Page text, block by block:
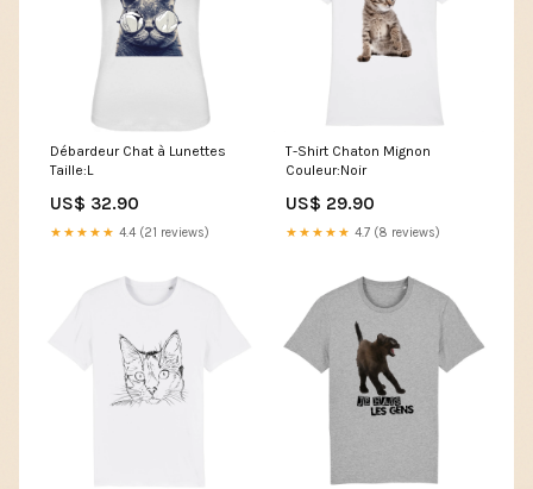
Débardeur Chat à Lunettes
Taille:L
US$ 32.90
★★★★★ 4.4 (21 reviews)
T-Shirt Chaton Mignon
Couleur:Noir
US$ 29.90
★★★★★ 4.7 (8 reviews)